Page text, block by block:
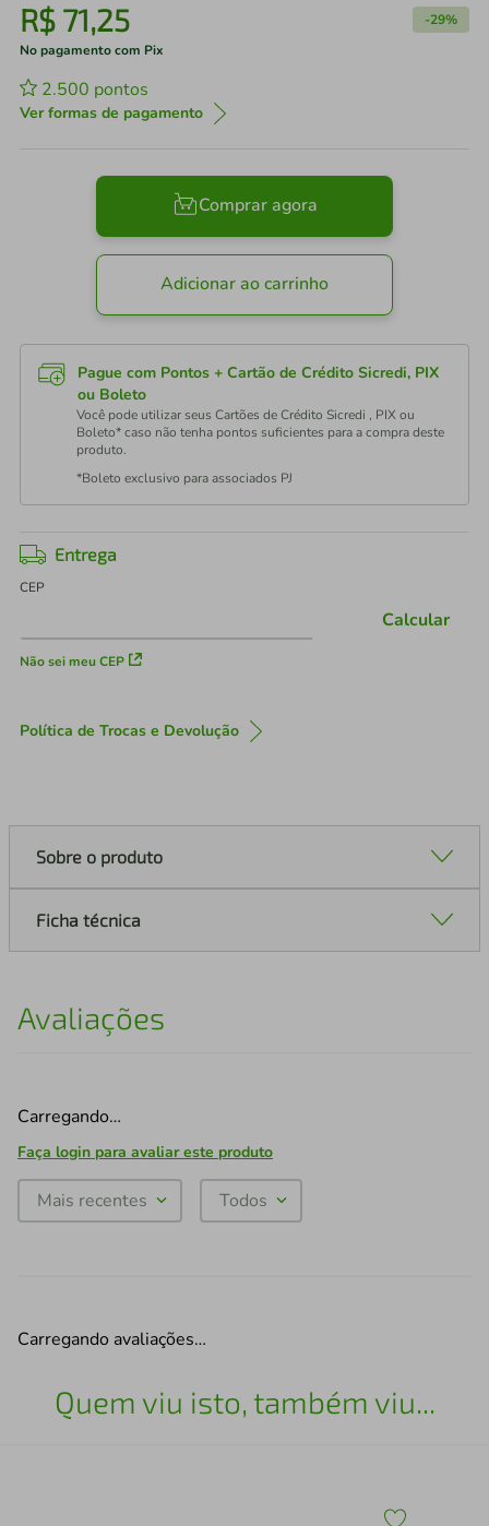
R$ 71,25 -29%
No pagamento com Pix
2.500 pontos
Ver formas de pagamento
Comprar agora
Adicionar ao carrinho
Pague com Pontos + Cartão de Crédito Sicredi, PIX
ou Boleto
Você pode utilizar seus Cartões de Crédito Sicredi , PIX ou
Boleto* caso não tenha pontos suficientes para a compra deste
produto.
*Boleto exclusivo para associados PJ
Entrega
CEP
Não sei meu CEP
Calcular
Política de Trocas e Devolução
Sobre o produto
Ficha técnica
Avaliações
Carregando…
Faça login para avaliar este produto
Mais recentes Todos
Carregando avaliações…
Quem viu isto, também viu...